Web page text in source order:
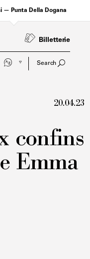
— Punta Della Dogana
Billetterie
Search
20.04.23
confins
Emma